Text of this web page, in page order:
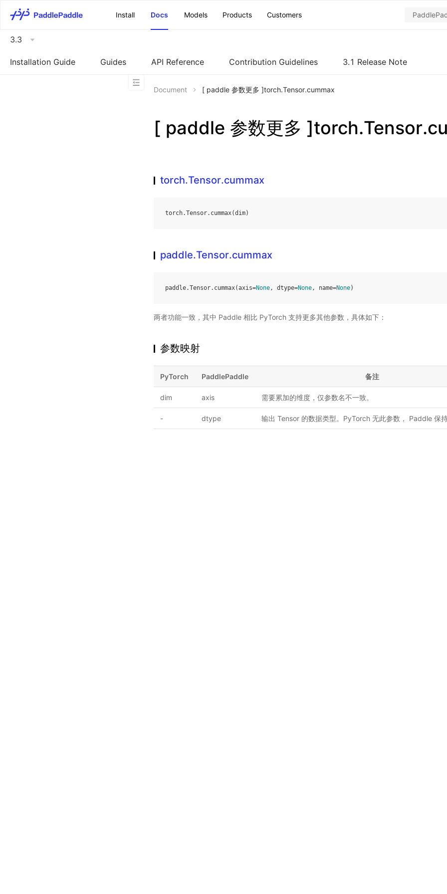
Install Docs Models Products Customers
3.3
Installation Guide Guides API Reference Contribution Guidelines 3.1 Release Note
Document [ paddle 参数更多 ]torch.Tensor.cummax
[ paddle 参数更多
torch.Tensor.cummax
torch.Tensor. cummax(dim)
paddle.Tensor.cummax
paddle.Tensor. cummax(axis=None, dtype=None, name=None)
两者功能一致，其中 Paddle 相比 PyTorch 支持更多其他参数，具体如下：
参数映射
PyTorch PaddlePaddle 备注
dim axis 需要累加的维度，仅参数名不一致。
- dtype 输出 Tensor 的数据类型。PyTorch 无此参数， Paddle 保持